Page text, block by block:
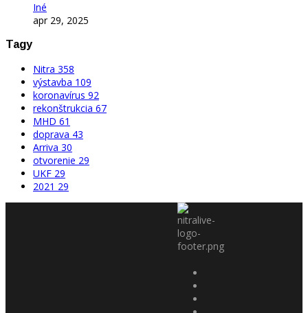
Iné
apr 29, 2025
Tagy
Nitra 358
výstavba 109
koronavírus 92
rekonštrukcia 67
MHD 61
doprava 43
Arriva 30
otvorenie 29
UKF 29
2021 29